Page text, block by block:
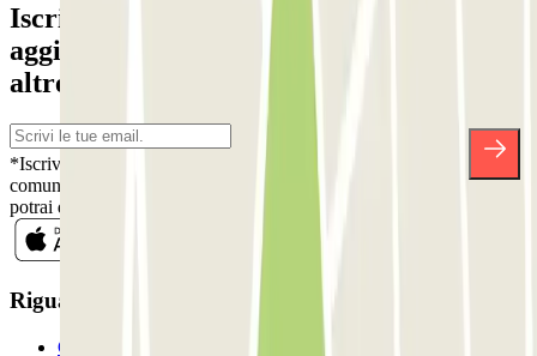
Iscriviti alla nostra Newsletter e rimani
aggiornato su sconti, concorsi e tante
altre sorprese.
*Iscrivendoti, accetti la nostra Informativa sulla Privacy per ricevere
comunicazioni commerciali da Parclick. Senza alcun impegno,
potrai disiscriverti quando vuoi direttamente dalla stessa newsletter.
Riguardo a Parclcik
Chi siamo